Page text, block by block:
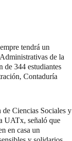
tendrá un
de la
de 344 estudiantes
Contaduría
Ciencias Sociales y
UATx, señaló que
en casa un